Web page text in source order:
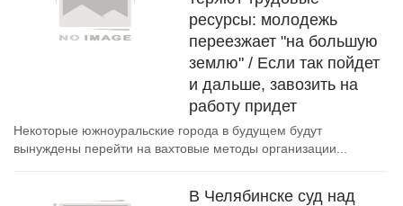
ресурсы: молодежь
переезжает "на большую
землю" / Если так пойдет
и дальше, завозить на
работу придет
Некоторые южноуральские города в будущем будут
вынуждены перейти на вахтовые методы организации...
В Челябинске суд над